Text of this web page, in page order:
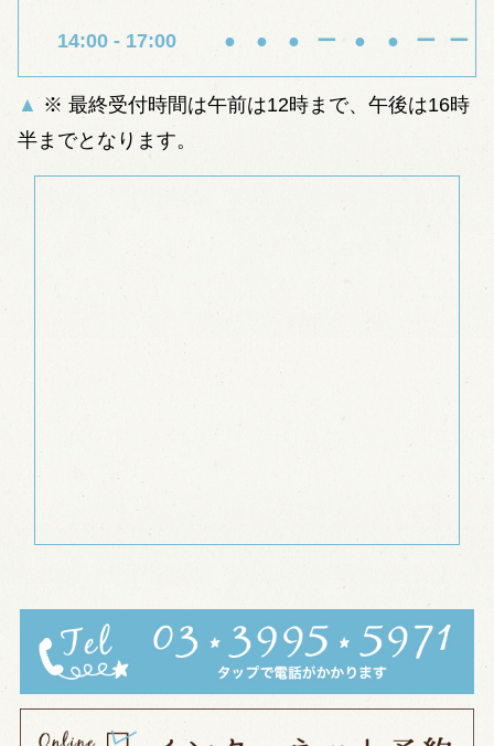
14:00 - 17:00 ● ● ● ー ● ● ー ー
※ 最終受付時間は午前は12時まで、午後は16時
半までとなります。